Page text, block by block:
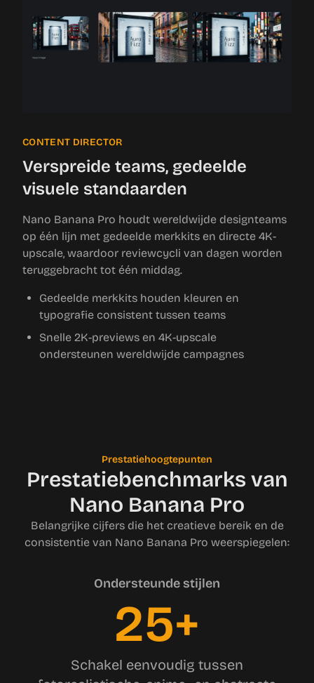
CONTENT DIRECTOR
Verspreide teams, gedeelde
visuele standaarden
Nano Banana Pro houdt wereldwijde designteams
op één lijn met gedeelde merkkits en directe 4K-
upscale, waardoor reviewcycli van dagen worden
teruggebracht tot één middag.
Gedeelde merkkits houden kleuren en
typografie consistent tussen teams
Snelle 2K-previews en 4K-upscale
ondersteunen wereldwijde campagnes
Prestatiehoogtepunten
Prestatiebenchmarks van
Nano Banana Pro
Belangrijke cijfers die het creatieve bereik en de
consistentie van Nano Banana Pro weerspiegelen:
Ondersteunde stijlen
25+
Schakel eenvoudig tussen